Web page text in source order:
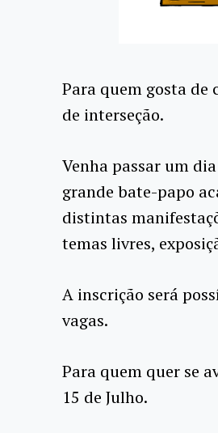
Para quem gosta
de interseção.
Venha passar um
grande bate-papo
distintas
temas livres,
A inscrição será
vagas.
Para quem quer se
15 de Julho.